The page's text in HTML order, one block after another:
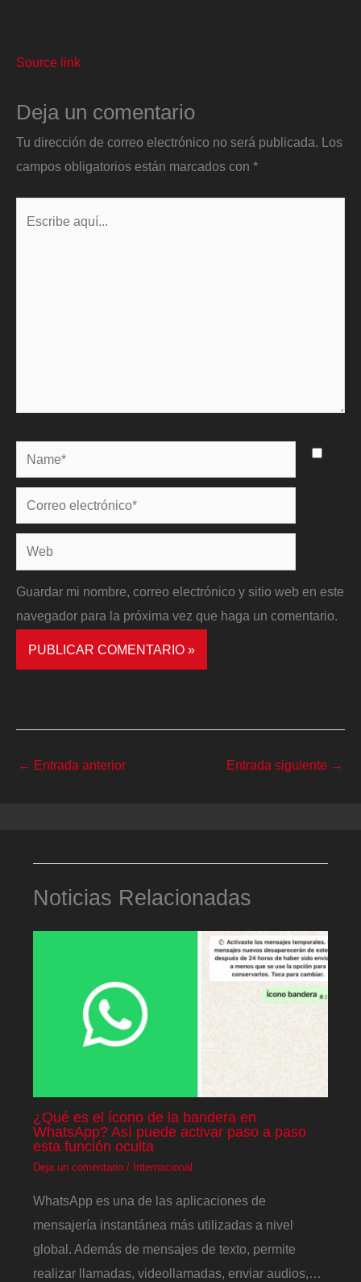
Source link
Deja un comentario
Tu dirección de correo electrónico no será publicada. Los
campos obligatorios están marcados con *
Name*
Correo
electrónico*
Web
Guardar mi nombre, correo electrónico y sitio web en este
navegador para la próxima vez que haga un comentario.
← Entrada anterior Entrada siguiente →
Noticias Relacionadas
¿Qué es el ícono de la bandera en
WhatsApp? Así puede activar paso a paso
esta función oculta
Deja un comentario / Internacional
WhatsApp es una de las aplicaciones de
mensajería instantánea más utilizadas a nivel
global. Además de mensajes de texto, permite
realizar llamadas, videollamadas, enviar audios,…